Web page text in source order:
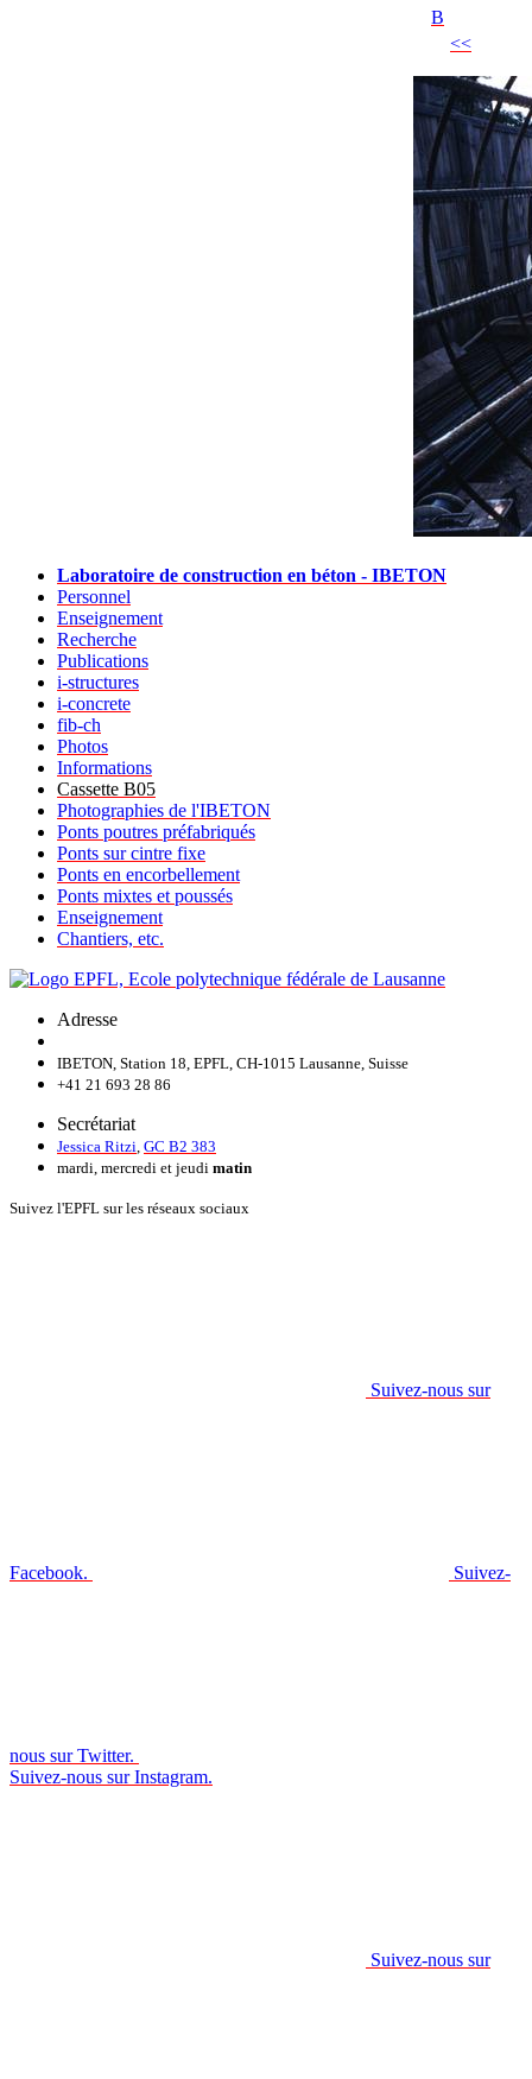
B
<<
Laboratoire de construction en béton - IBETON
Personnel
Enseignement
Recherche
Publications
i-structures
i-concrete
fib-ch
Photos
Informations
Cassette B05
Photographies de l'IBETON
Ponts poutres préfabriqués
Ponts sur cintre fixe
Ponts en encorbellement
Ponts mixtes et poussés
Enseignement
Chantiers, etc.
Adresse
IBETON, Station 18, EPFL, CH-1015 Lausanne, Suisse
+41 21 693 28 86
Secrétariat
Jessica Ritzi GC B2 383
mardi, mercredi et jeudi matin
Suivez l'EPFL sur les réseaux sociaux
Suivez-nous sur
Facebook. Suivez-
nous sur Twitter.
Suivez-nous sur Instagram.
Suivez-nous sur